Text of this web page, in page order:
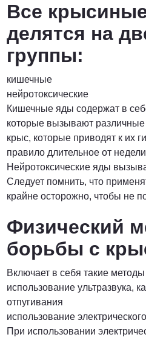
Все
делятся на
группы:
кишечные
нейротоксические
Кишечные яды содержат в
которые вызывают
крыс, которые приводят к их
правило длительное от
Нейротоксические яды
Следует помнить, что
крайне осторожно, чтобы не
Физический
борьбы с
Включает в себя такие
использование ультразвука,
отпугивания
использование
При использовании